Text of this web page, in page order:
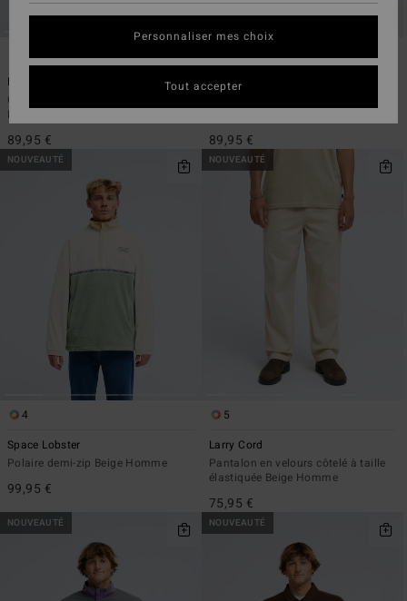
Bong Days
Chemise manches longues Vert
Homme
89,95 €
Bong Days
89,95 €
NOUVEAUTÉ
4
Space Lobster
Polaire demi-zip Beige Homme
99,95 €
NOUVEAUTÉ
5
Larry Cord
Pantalon en velours côtelé à taille
élastiquée Beige Homme
75,95 €
NOUVEAUTÉ NOUVEAUTÉ
Personnaliser mes choix
Tout accepter